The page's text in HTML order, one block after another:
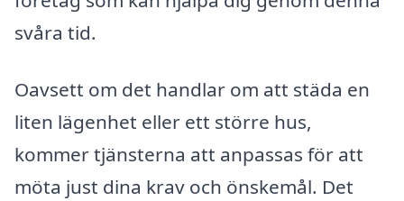
svåra tid.
Oavsett om det handlar om att städa en
liten lägenhet eller ett större hus,
kommer tjänsterna att anpassas för att
möta just dina krav och önskemål. Det